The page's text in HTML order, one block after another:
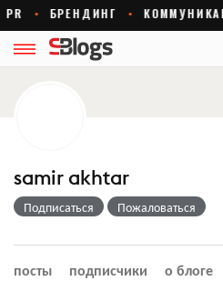
samir akhtar
Подписаться Пожаловаться
посты подписчики о блоге